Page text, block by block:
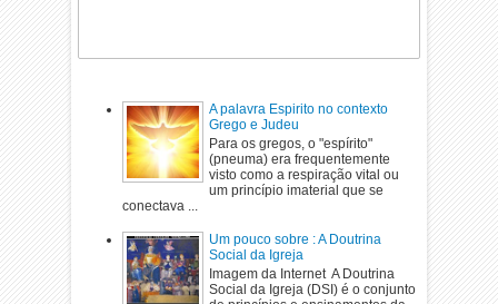
A palavra Espirito no contexto
Grego e Judeu
Para os gregos, o "espírito"
(pneuma) era frequentemente
visto como a respiração vital ou
um princípio imaterial que se
conectava ...
Um pouco sobre : A Doutrina
Social da Igreja
Imagem da Internet A Doutrina
Social da Igreja (DSI) é o conjunto